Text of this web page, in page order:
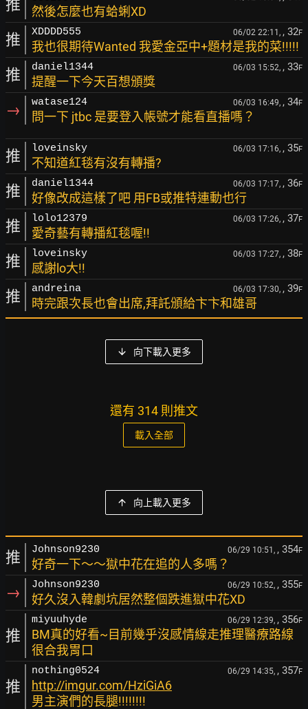
推 然後怎麼也有蛤蜊XD
推 XDDDD555 06/02 22:11, , 32F
我也很期待Wanted 我愛金亞中+題材是我的菜!!!!!
推 daniel1344 06/03 15:52, , 33F
提醒一下今天百想頒獎
→ watase124 06/03 16:49, , 34F
問一下 jtbc 是要登入帳號才能看直播嗎？
推 loveinsky 06/03 17:16, , 35F
不知道紅毯有沒有轉播?
推 daniel1344 06/03 17:17, , 36F
好像改成這樣了吧 用FB或推特連動也行
推 lolo12379 06/03 17:26, , 37F
愛奇藝有轉播紅毯喔!!
推 loveinsky 06/03 17:27, , 38F
感謝lo大!!
推 andreina 06/03 17:30, , 39F
時完跟次長也會出席,拜託頒給卞卞和雄哥
向下載入更多
還有 314 則推文
載入全部
向上載入更多
推 Johnson9230 06/29 10:51, , 354F
好奇一下～～獄中花在追的人多嗎？
→ Johnson9230 06/29 10:52, , 355F
好久沒入韓劇坑居然整個跌進獄中花XD
推
miyuuhyde 06/29 12:39, , 356F
BM真的好看~目前幾乎沒感情線走推理醫療路線
很合我胃口
推
nothing0524 06/29 14:35, , 357F
http://imgur.com/HziGiA6
男主演們的長腿!!!!!!!!